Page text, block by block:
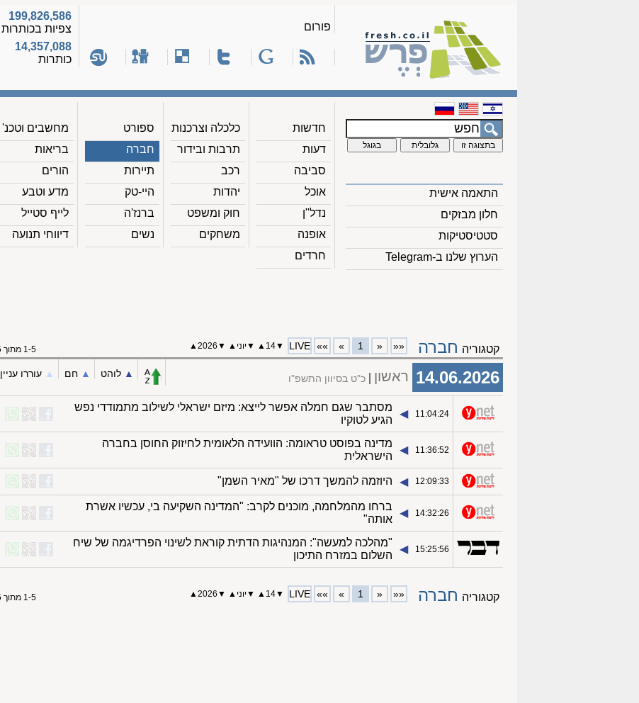
פורום
199,826,586
צפיות בכותרות
14,357,088
כותרות
התאמה אישית
חלון מבזקים
סטטיסטיקות
הערוץ שלנו ב-Telegram
חדשות
דעות
סביבה
אוכל
נדל"ן
אופנה
חרדים
כלכלה וצרכנות
תרבות ובידור
רכב
יהדות
חוק ומשפט
משחקים
ספורט
חברה
תיירות
היי-טק
ברנז'ה
נשים
מחשבים וטכנ'
בריאות
הורים
מדע וטבע
לייף סטייל
דיווחי תנועה
קטגוריה חברה ««
«
1
»
»»
LIVE
▼
14
▲
▼יוני ▲
▼
2026▲ 1-5 מתוך 5
14.06.2026 ראשון כ"ט בסיוון התשפ"ו ▲︎ לוהט ▲︎ חם ▲︎ עוררו עניין
11:04:24
◀︎
מסתבר שגם חמלה אפשר לייצא: מיזם ישראלי לשילוב מתמודדי נפש
הגיע לטוקיו
11:36:52
◀︎
מדינה בפוסט טראומה: הוועידה הלאומית לחיזוק החוסן בחברה
הישראלית
12:09:33
◀︎ היוזמה להמשך דרכו של "מאיר השמן"
14:32:26
◀︎
ברחו מהמלחמה, מוכנים לקרב: "המדינה השקיעה בי, עכשיו אשרת
אותה"
15:25:56
◀︎
"מהלכה למעשה": המנהיגות הדתית קוראת לשינוי הפרדיגמה של שיח
השלום במזרח התיכון
קטגוריה חברה ««
«
1
»
»»
LIVE
▼
14
▲
▼יוני ▲
▼
2026▲ 1-5 מתוך 5